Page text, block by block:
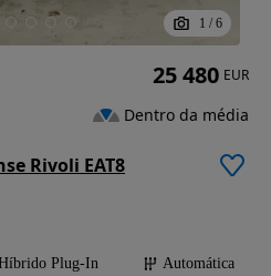
1 / 6
Rivoli EAT8
Plug-In
Automática
25 480 EUR
Dentro da média